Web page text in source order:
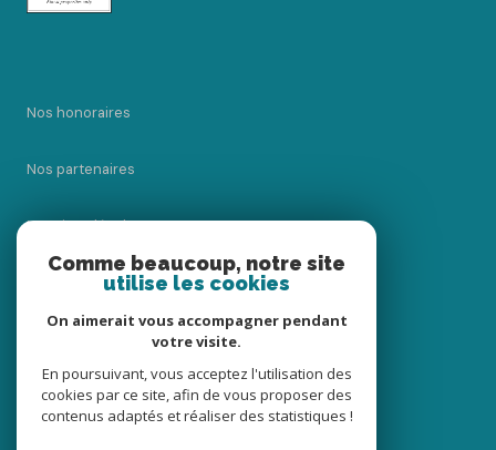
Nos honoraires
Nos partenaires
Mentions légales
Cookies
Comme beaucoup, notre site
utilise les cookies
On aimerait vous accompagner pendant
votre visite.
En poursuivant, vous acceptez l'utilisation des
cookies par ce site, afin de vous proposer des
contenus adaptés et réaliser des statistiques !